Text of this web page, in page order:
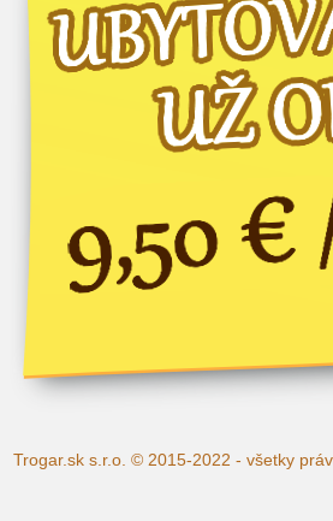
Trogar.sk s.r.o. © 2015-2022 - všetky